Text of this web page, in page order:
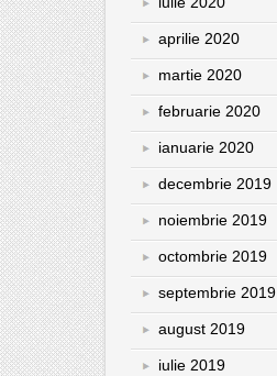
aprilie 2020
martie 2020
februarie 2020
ianuarie 2020
decembrie 2019
noiembrie 2019
octombrie 2019
septembrie 2019
august 2019
iulie 2019